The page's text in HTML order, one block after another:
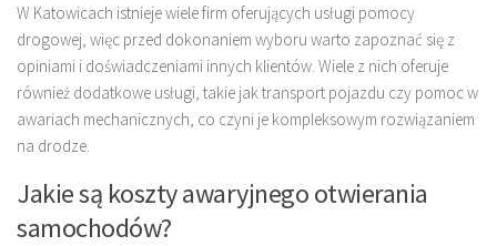
W Katowicach istnieje wiele firm oferujących usługi pomocy
drogowej, więc przed dokonaniem wyboru warto zapoznać się z
opiniami i doświadczeniami innych klientów. Wiele z nich oferuje
również dodatkowe usługi, takie jak transport pojazdu czy pomoc w
awariach mechanicznych, co czyni je kompleksowym rozwiązaniem
na drodze.
Jakie są koszty awaryjnego otwierania
samochodów?